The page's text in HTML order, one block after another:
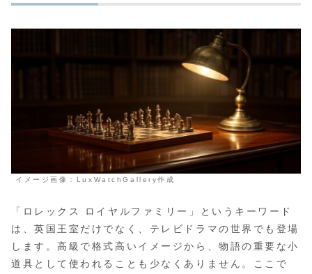
イメージ画像：LuxWatchGallery作成
「ロレックス ロイヤルファミリー」というキーワード
は、英国王室だけでなく、テレビドラマの世界でも登場
します。高級で格式高いイメージから、物語の重要な小
道具として使われることも少なくありません。ここで